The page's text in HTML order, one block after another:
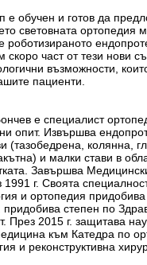
е обучен и готов да
световната ортопедия
роботизираното
скоро част от тези нови
възможности,
пациенти.
е специалист
опит. Извършва
(тазобедрена, колянна,
и малки стави в
Завършва
г. Своята
и ортопедия придобива
придобива степен по
През 2015 г. защитава
към Катедра по
и реконструктивна